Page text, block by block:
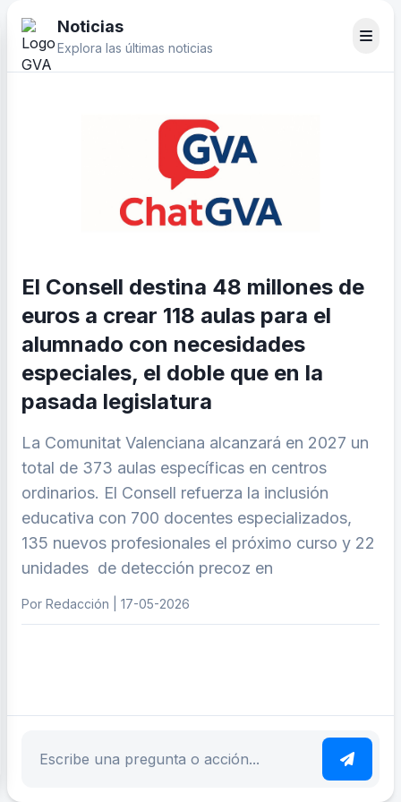
Noticias
Explora las últimas noticias
El Consell destina 48 millones de
euros a crear 118 aulas para el
alumnado con necesidades
especiales, el doble que en la
pasada legislatura
La Comunitat Valenciana alcanzará en 2027 un
total de 373 aulas específicas en centros
ordinarios. El Consell refuerza la inclusión
educativa con 700 docentes especializados,
135 nuevos profesionales el próximo curso y 22
unidades de detección precoz en
Por Redacción | 17-05-2026
Escribe tu pregunta